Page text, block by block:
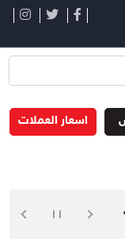
اسعار العملات